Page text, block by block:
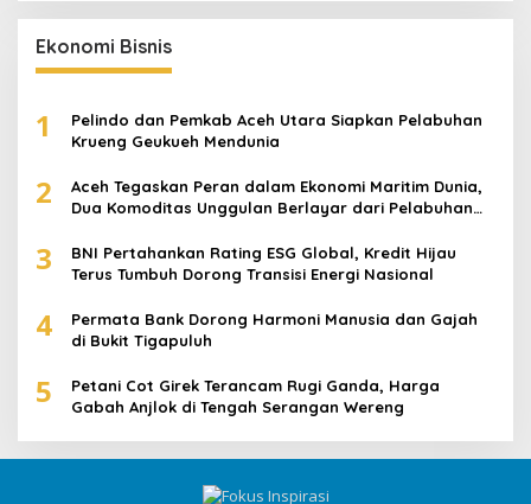
Ekonomi Bisnis
1
Pelindo dan Pemkab Aceh Utara Siapkan Pelabuhan
Krueng Geukueh Mendunia
2
Aceh Tegaskan Peran dalam Ekonomi Maritim Dunia,
Dua Komoditas Unggulan Berlayar dari Pelabuhan
3
BNI Pertahankan Rating ESG Global, Kredit Hijau
Terus Tumbuh Dorong Transisi Energi Nasional
4
Permata Bank Dorong Harmoni Manusia dan Gajah
di Bukit Tigapuluh
5
Petani Cot Girek Terancam Rugi Ganda, Harga
Gabah Anjlok di Tengah Serangan Wereng